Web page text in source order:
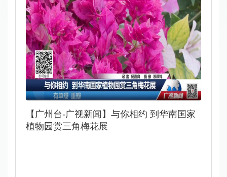
​【广州台-广视新闻】与你相约 到华南国家
植物园赏三角梅花展